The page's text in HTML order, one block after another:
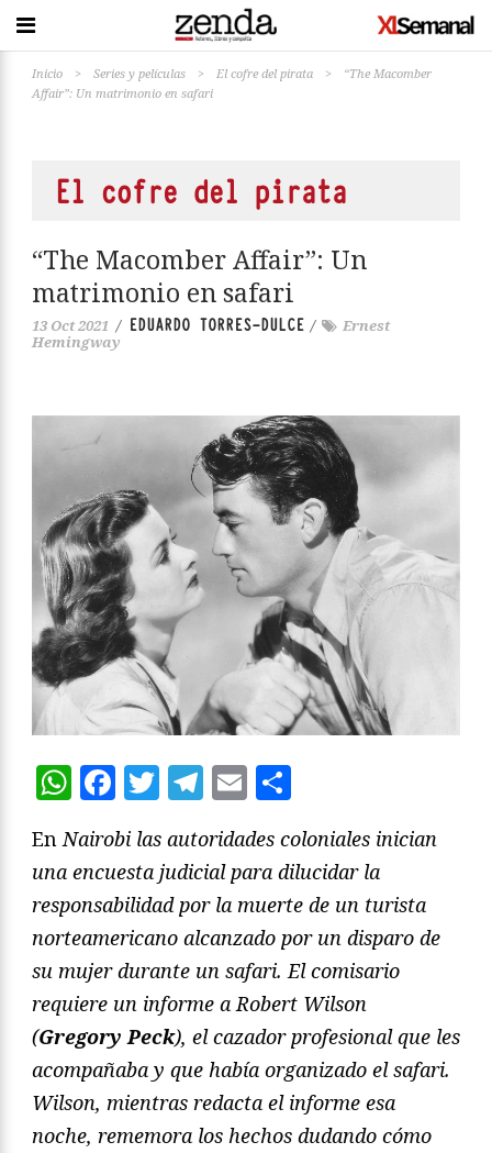
Inicio > Series y películas > El cofre del pirata >
“The Macomber
Affair”: Un matrimonio en safari
El cofre del pirata
“The Macomber Affair”: Un
matrimonio en safari
13 Oct 2021 / EDUARDO TORRES-DULCE /
Ernest
Hemingway
WhatsApp
Facebook
Twitter
Telegram
Email
En Nairobi las autoridades coloniales inician
una encuesta judicial para dilucidar la
responsabilidad por la muerte de un turista
norteamericano alcanzado por un disparo de
su mujer durante un safari. El comisario
requiere un informe a Robert Wilson
(Gregory Peck), el cazador profesional que les
acompañaba y que había organizado el safari.
Wilson, mientras redacta el informe esa
noche, rememora los hechos dudando cómo